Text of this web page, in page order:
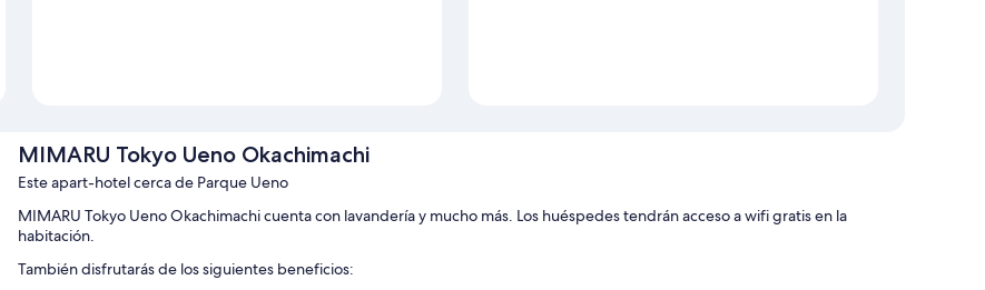
MIMARU Tokyo Ueno Okachimachi
Este apart-hotel cerca de Parque Ueno
MIMARU Tokyo Ueno Okachimachi cuenta con lavandería y mucho más. Los huéspedes tendrán acceso a wifi gratis en la
habitación.
También disfrutarás de los siguientes beneficios: